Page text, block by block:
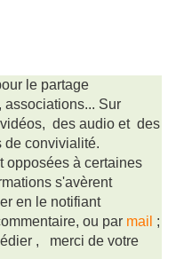
le partage
associations... Sur
des audio et des
de convivialité.
opposées à certaines
s'avèrent
en le notifiant
ou par mail ;
,
merci de votre